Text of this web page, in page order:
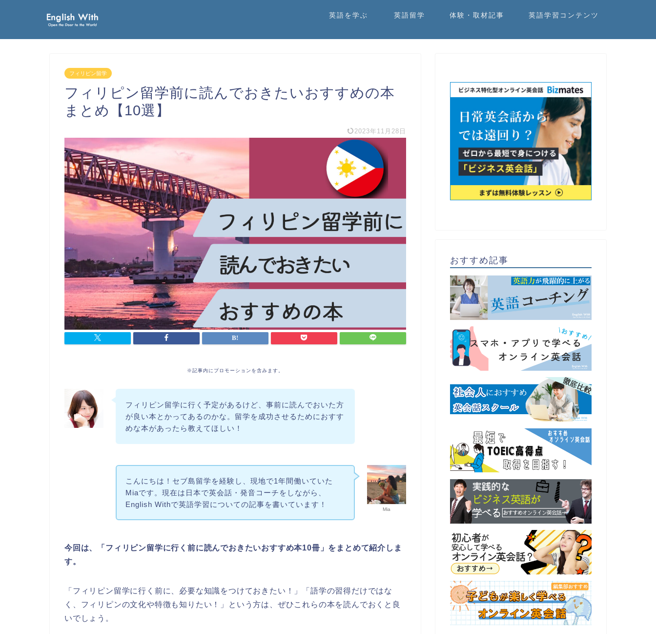
英語を学ぶ 英語留学 体験・取材記事 英語学習コンテンツ
フィリピン留学
フィリピン留学前に読んでおきたいおすすめの本
まとめ【10選】
2023年11月28日
※記事内にプロモーションを含みます。
フィリピン留学に行く予定があるけど、事前に読んでおいた方
が良い本とかってあるのかな。留学を成功させるためにおすす
めな本があったら教えてほしい！
Mia
こんにちは！セブ島留学を経験し、現地で1年間働いていた
Miaです。現在は日本で英会話・発音コーチをしながら、
English Withで英語学習についての記事を書いています！
今回は、「フィリピン留学に行く前に読んでおきたいおすすめ本10冊」をまとめて紹介しま
す。
「フィリピン留学に行く前に、必要な知識をつけておきたい！」「語学の習得だけではな
く、フィリピンの文化や特徴も知りたい！」という方は、ぜひこれらの本を読んでおくと良
いでしょう。
おすすめ記事